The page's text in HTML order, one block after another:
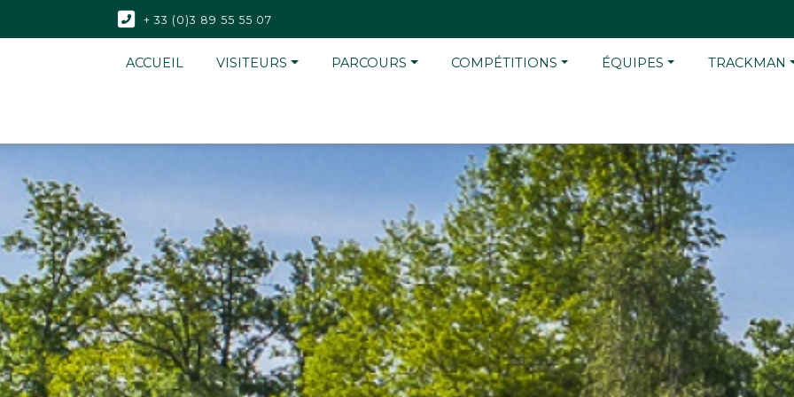
+ 33 (0)3 89 55 55 07
ACCUEIL VISITEURS PARCOURS COMPÉTITIONS ÉQUIPES TRACKMAN